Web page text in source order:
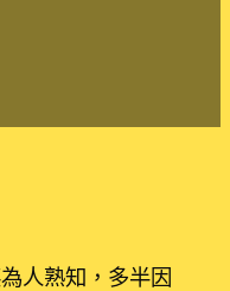
人熟知，多半因